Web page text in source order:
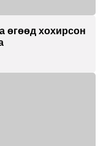
өгөөд хохирсон